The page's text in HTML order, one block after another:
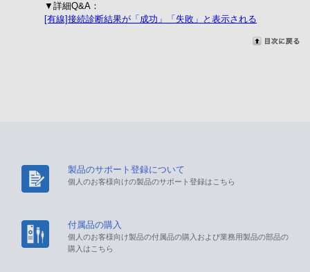
▼詳細Q&A：
[有線]接続診断結果が「成功」「失敗」と表示される
製品のサポート登録について
個人のお客様向けの製品のサポート登録はこちら
付属品の購入
個人のお客様向け製品の付属品の購入および業務用製品の部品の
購入はこちら